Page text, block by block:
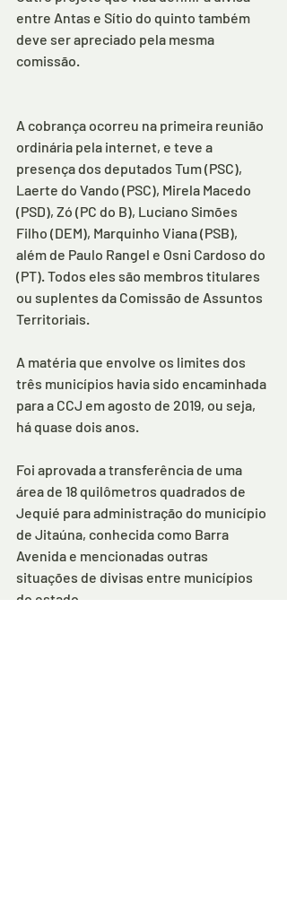
entre Antas e Sítio do quinto também
deve ser apreciado pela mesma
comissão.
A cobrança ocorreu na primeira reunião
ordinária pela internet, e teve a
presença dos deputados Tum (PSC),
Laerte do Vando (PSC), Mirela Macedo
(PSD), Zó (PC do B), Luciano Simões
Filho (DEM), Marquinho Viana (PSB),
além de Paulo Rangel e Osni Cardoso do
(PT). Todos eles são membros titulares
ou suplentes da Comissão de Assuntos
Territoriais.
A matéria que envolve os limites dos
três municípios havia sido encaminhada
para a CCJ em agosto de 2019, ou seja,
há quase dois anos.
Foi aprovada a transferência de uma
área de 18 quilômetros quadrados de
Jequié para administração do município
de Jitaúna, conhecida como Barra
Avenida e mencionadas outras
situações de divisas entre municípios
do estado.